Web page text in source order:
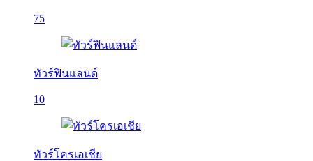
75
ทัวร์ฟินแลนด์
10
ทัวร์โครเอเชีย